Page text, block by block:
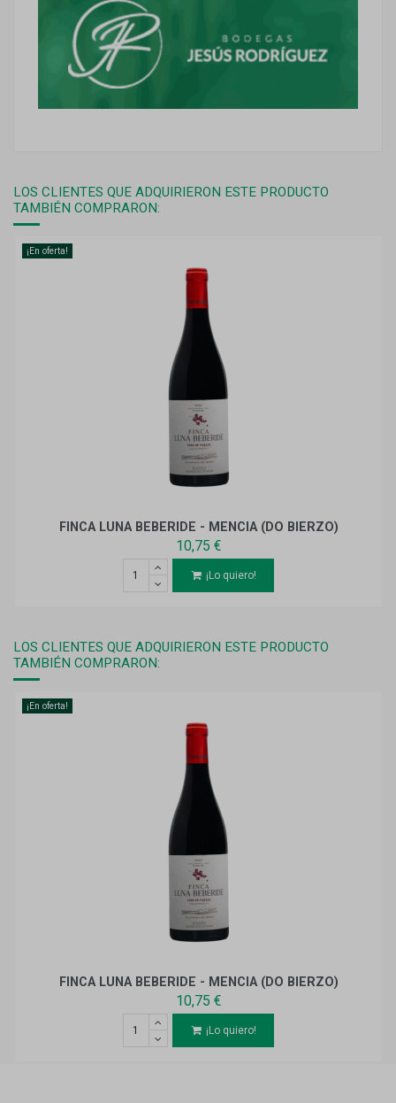
LOS CLIENTES QUE ADQUIRIERON ESTE PRODUCTO
TAMBIÉN COMPRARON:
¡En oferta!
FINCA LUNA BEBERIDE - MENCIA (DO BIERZO)
10,75 €
¡Lo quiero!
LOS CLIENTES QUE ADQUIRIERON ESTE PRODUCTO
TAMBIÉN COMPRARON:
¡En oferta!
FINCA LUNA BEBERIDE - MENCIA (DO BIERZO)
10,75 €
¡Lo quiero!